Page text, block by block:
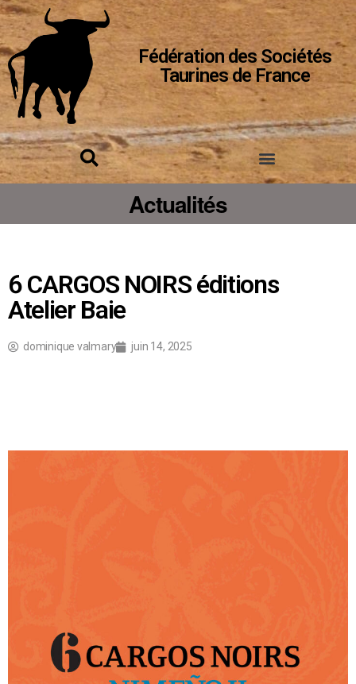
Fédération des Sociétés
Taurines de France
Actualités
6 CARGOS NOIRS éditions
Atelier Baie
dominique valmary juin 14, 2025